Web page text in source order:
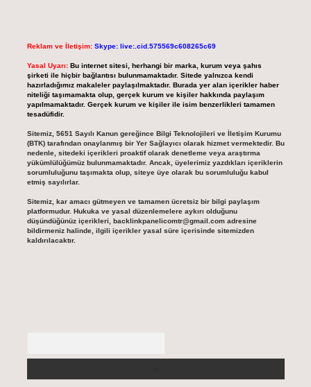
Reklam ve İletişim: Skype: live:.cid.575569c608265c69
Yasal Uyarı: Bu internet sitesi, herhangi bir marka, kurum veya şahıs
şirketi ile hiçbir bağlantısı bulunmamaktadır. Sitede yalnızca kendi
hazırladığımız makaleler paylaşılmaktadır. Burada yer alan içerikler haber
niteliği taşımamakta olup, gerçek kurum ve kişiler hakkında paylaşım
yapılmamaktadır. Gerçek kurum ve kişiler ile isim benzerlikleri tamamen
tesadüfidir.
Sitemiz, 5651 Sayılı Kanun gereğince Bilgi Teknolojileri ve İletişim Kurumu
(BTK) tarafından onaylanmış bir Yer Sağlayıcı olarak hizmet vermektedir. Bu
nedenle, sitedeki içerikleri proaktif olarak denetleme veya araştırma
yükümlülüğümüz bulunmamaktadır. Ancak, üyelerimiz yazdıkları içeriklerin
sorumluluğunu taşımakta olup, siteye üye olarak bu sorumluluğu kabul
etmiş sayılırlar.
Sitemiz, kar amacı gütmeyen ve tamamen ücretsiz bir bilgi paylaşım
platformudur. Hukuka ve yasal düzenlemelere aykırı olduğunu
düşündüğünüz içerikleri, backlinkpanelicomtr@gmail.comadresine
bildirmeniz halinde, ilgili içerikler yasal süre içerisinde sitemizden
kaldırılacaktır.